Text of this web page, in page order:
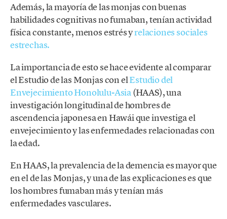
Además, la mayoría de las monjas con buenas
habilidades cognitivas no fumaban, tenían actividad
física constante, menos estrés yrelaciones sociales
estrechas.
La importancia de esto se hace evidente al comparar
el Estudio de las Monjas con elEstudio del
Envejecimiento Honolulu-Asia(HAAS), una
investigación longitudinal de hombres de
ascendencia japonesa en Hawái que investiga el
envejecimiento y las enfermedades relacionadas con
la edad.
En HAAS, la prevalencia de la demencia es mayor que
en el de las Monjas, y una de las explicaciones es que
los hombres fumaban más y tenían más
enfermedades vasculares.